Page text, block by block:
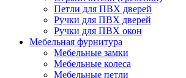
Петли для ПВХ дверей
Ручки для ПВХ дверей
Ручки для ПВХ окон
Мебельная фурнитура
Мебельные замки
Мебельные колеса
Мебельные петли